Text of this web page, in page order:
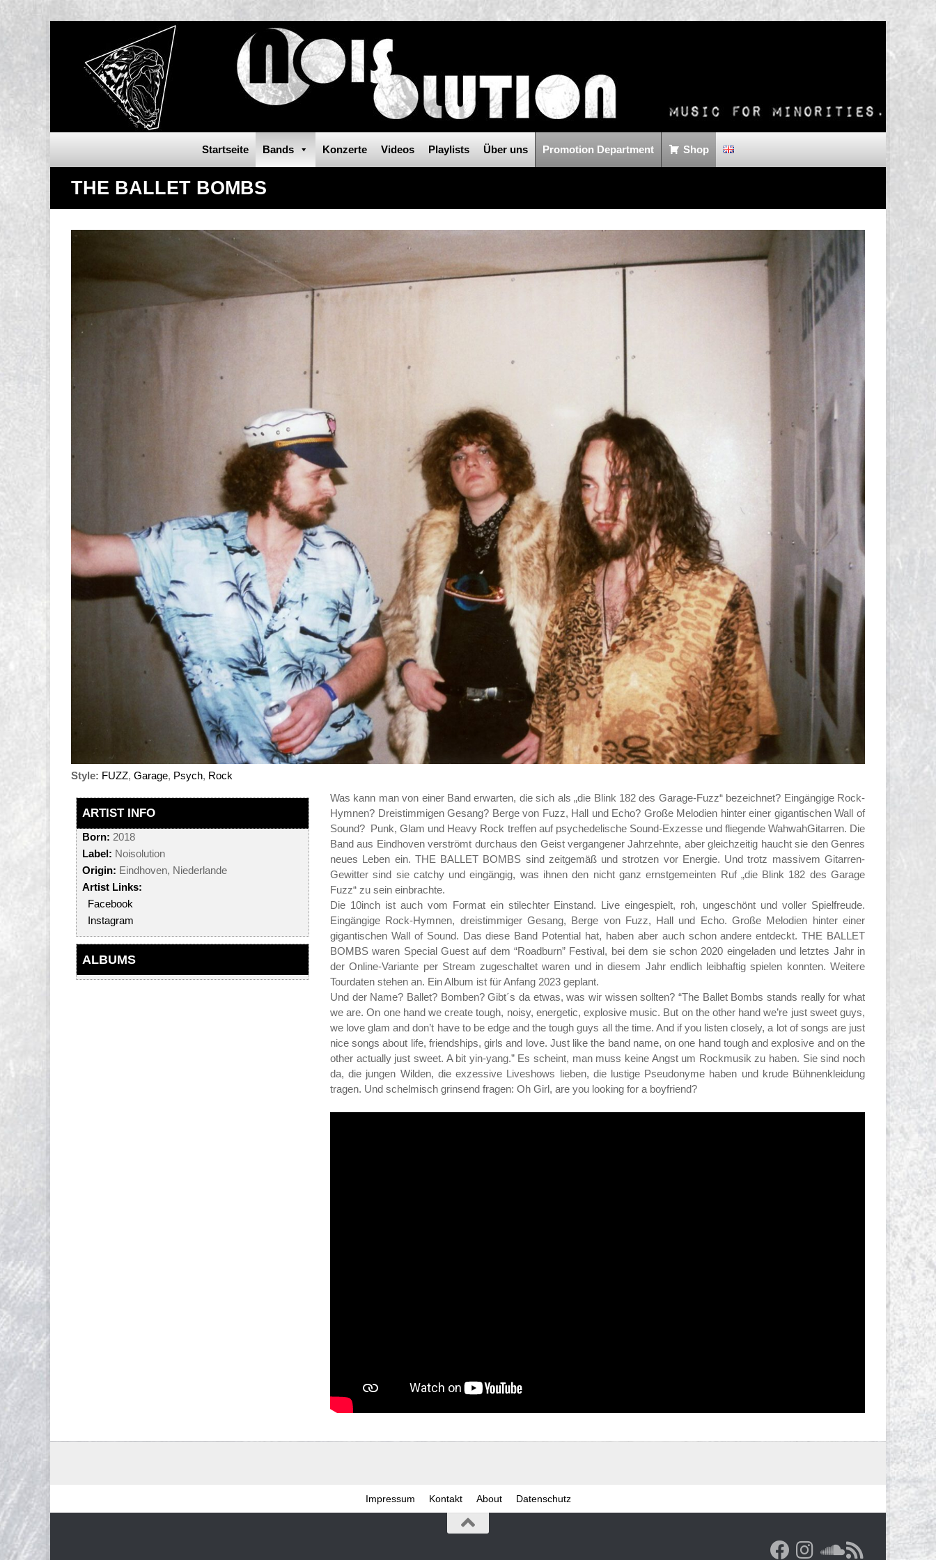
Startseite Bands Konzerte Videos Playlists Über uns Promotion Department Shop
THE BALLET BOMBS
Style: FUZZ, Garage, Psych, Rock
ARTIST INFO
Born: 2018
Label: Noisolution
Origin: Eindhoven, Niederlande
Artist Links:
Facebook
Instagram
ALBUMS
Was kann man von einer Band erwarten, die sich als „die Blink 182 des Garage-Fuzz“ bezeichnet? Eingängige Rock-
Hymnen? Dreistimmigen Gesang? Berge von Fuzz, Hall und Echo? Große Melodien hinter einer gigantischen Wall of
Sound? Punk, Glam und Heavy Rock treffen auf psychedelische Sound-Exzesse und fliegende WahwahGitarren. Die
Band aus Eindhoven verströmt durchaus den Geist vergangener Jahrzehnte, aber gleichzeitig haucht sie den Genres
neues Leben ein. THE BALLET BOMBS sind zeitgemäß und strotzen vor Energie. Und trotz massivem Gitarren-
Gewitter sind sie catchy und eingängig, was ihnen den nicht ganz ernstgemeinten Ruf „die Blink 182 des Garage
Fuzz“ zu sein einbrachte.
Die 10inch ist auch vom Format ein stilechter Einstand. Live eingespielt, roh, ungeschönt und voller Spielfreude.
Eingängige Rock-Hymnen, dreistimmiger Gesang, Berge von Fuzz, Hall und Echo. Große Melodien hinter einer
gigantischen Wall of Sound. Das diese Band Potential hat, haben aber auch schon andere entdeckt. THE BALLET
BOMBS waren Special Guest auf dem “Roadburn” Festival, bei dem sie schon 2020 eingeladen und letztes Jahr in
der Online-Variante per Stream zugeschaltet waren und in diesem Jahr endlich leibhaftig spielen konnten. Weitere
Tourdaten stehen an. Ein Album ist für Anfang 2023 geplant.
Und der Name? Ballet? Bomben? Gibt´s da etwas, was wir wissen sollten? “The Ballet Bombs stands really for what
we are. On one hand we create tough, noisy, energetic, explosive music. But on the other hand we’re just sweet guys,
we love glam and don’t have to be edge and the tough guys all the time. And if you listen closely, a lot of songs are just
nice songs about life, friendships, girls and love. Just like the band name, on one hand tough and explosive and on the
other actually just sweet. A bit yin-yang.” Es scheint, man muss keine Angst um Rockmusik zu haben. Sie sind noch
da, die jungen Wilden, die exzessive Liveshows lieben, die lustige Pseudonyme haben und krude Bühnenkleidung
tragen. Und schelmisch grinsend fragen: Oh Girl, are you looking for a boyfriend?
Impressum Kontakt About Datenschutz